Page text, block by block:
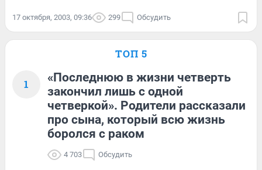
17 октября, 2003, 09:36 299 Обсудить
ТОП 5
1
«Последнюю в жизни четверть
закончил лишь с одной
четверкой». Родители рассказали
про сына, который всю жизнь
боролся с раком
4 703 Обсудить